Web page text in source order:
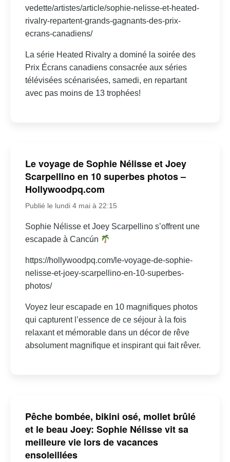
vedette/artistes/article/sophie-nelisse-et-heated-
rivalry-repartent-grands-gagnants-des-prix-
ecrans-canadiens/
La série Heated Rivalry a dominé la soirée des
Prix Écrans canadiens consacrée aux séries
télévisées scénarisées, samedi, en repartant
avec pas moins de 13 trophées!
Le voyage de Sophie Nélisse et Joey
Scarpellino en 10 superbes photos –
Hollywoodpq.com
Publié le lundi 4 mai à 22:15
Sophie Nélisse et Joey Scarpellino s’offrent une
escapade à Cancún
https://hollywoodpq.com/le-voyage-de-sophie-
nelisse-et-joey-scarpellino-en-10-superbes-
photos/
Voyez leur escapade en 10 magnifiques photos
qui capturent l’essence de ce séjour à la fois
relaxant et mémorable dans un décor de rêve
absolument magnifique et inspirant qui fait rêver.
Pêche bombée, bikini osé, mollet brûlé
et le beau Joey: Sophie Nélisse vit sa
meilleure vie lors de vacances
ensoleillées